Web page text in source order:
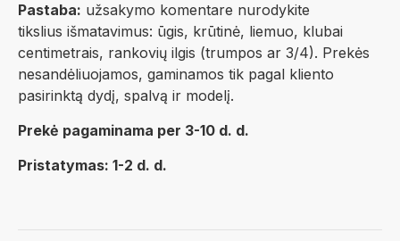
Pastaba: užsakymo komentare nurodykite
tikslius išmatavimus: ūgis, krūtinė, liemuo, klubai
centimetrais, rankovių ilgis (trumpos ar 3/4). Prekės
nesandėliuojamos, gaminamos tik pagal kliento
pasirinktą dydį, spalvą ir modelį.
Prekė pagaminama per 3-10 d. d.
Pristatymas: 1-2 d. d.